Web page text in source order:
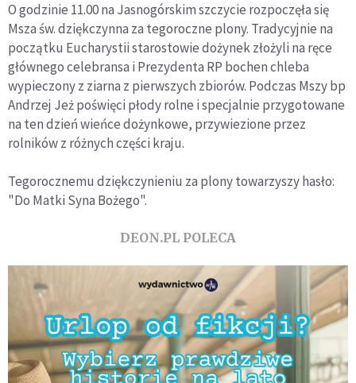
O godzinie 11.00 na Jasnogórskim szczycie rozpoczęła się
Msza św. dziękczynna za tegoroczne plony. Tradycyjnie na
początku Eucharystii starostowie dożynek złożyli na ręce
głównego celebransa i Prezydenta RP bochen chleba
wypieczony z ziarna z pierwszych zbiorów. Podczas Mszy bp
Andrzej Jeż poświęci płody rolne i specjalnie przygotowane
na ten dzień wieńce dożynkowe, przywiezione przez
rolników z różnych części kraju.
Tegorocznemu dziękczynieniu za plony towarzyszy hasło:
"Do Matki Syna Bożego".
DEON.PL POLECA